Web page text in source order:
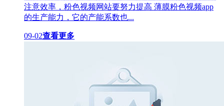
注意效率，粉色视频网站要努力提高 薄膜粉色视频app
的生产能力，它的产能系数也...
09-02查看更多